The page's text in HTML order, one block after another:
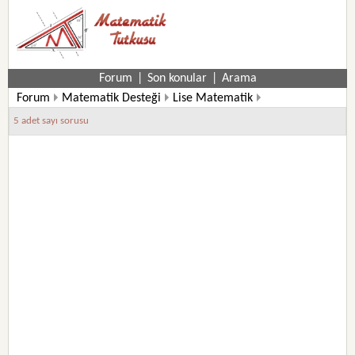
Forum Son konular
Arama
Forum
Matematik Desteği
Lise Matematik
9. Sınıf Matematik Soruları
5 adet sayı sorusu